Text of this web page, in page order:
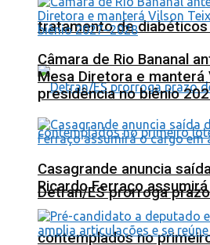
tratamento de
Detran/ES prorroga
contemplados no
Câmara de Rio Bananal
Mesa Diretora e manterá
presidência no biênio
Casagrande anuncia
Ricardo Ferraço